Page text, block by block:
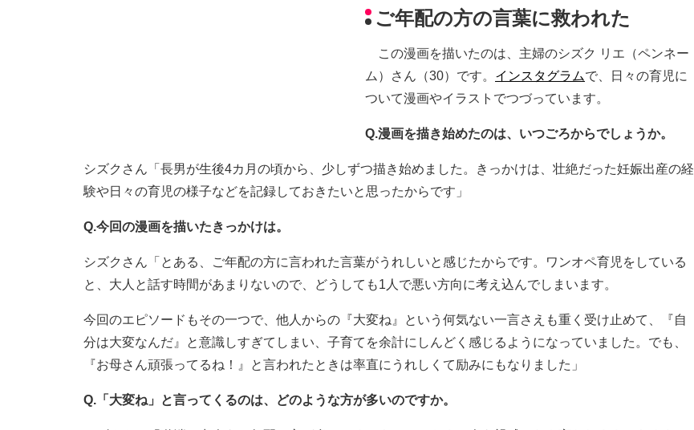
ご年配の方の言葉に救われた
この漫画を描いたのは、主婦のシズク リエ（ペンネー
ム）さん（30）です。 インスタグラムで、日々の育児に
ついて漫画やイラストでつづっています。
Q.漫画を描き始めたのは、いつごろからでしょうか。
シズクさん「長男が生後4カ月の頃から、少しずつ描き始めました。きっかけは、壮絶だった妊娠出産の経
験や日々の育児の様子などを記録しておきたいと思ったからです」
Q.今回の漫画を描いたきっかけは。
シズクさん「とある、ご年配の方に言われた言葉がうれしいと感じたからです。ワンオペ育児をしている
と、大人と話す時間があまりないので、どうしても1人で悪い方向に考え込んでしまいます。
今回のエピソードもその一つで、他人からの『大変ね』という何気ない一言さえも重く受け止めて、『自
分は大変なんだ』と意識しすぎてしまい、子育てを余計にしんどく感じるようになっていました。でも、
『お母さん頑張ってるね！』と言われたときは率直にうれしくて励みにもなりました」
Q.「大変ね」と言ってくるのは、どのような方が多いのですか。